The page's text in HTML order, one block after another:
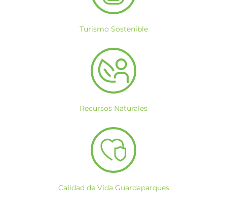
Turismo Sostenible
Recursos Naturales
Calidad de Vida Guardaparques